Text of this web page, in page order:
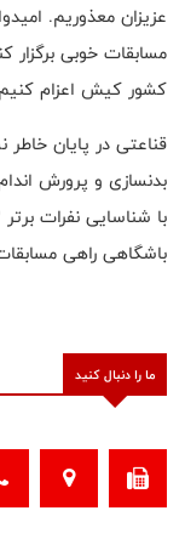
عزیزان معذوریم.
مسابقات خوبی برگزار
کشور کیش اعزام
قناعتی در پایان
بدنسازی و پرورش
باشگاهی راهی
ما را دنبال کنید